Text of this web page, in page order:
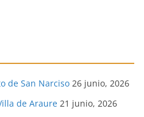
de San Narciso 26 junio, 2026
de Araure 21 junio, 2026